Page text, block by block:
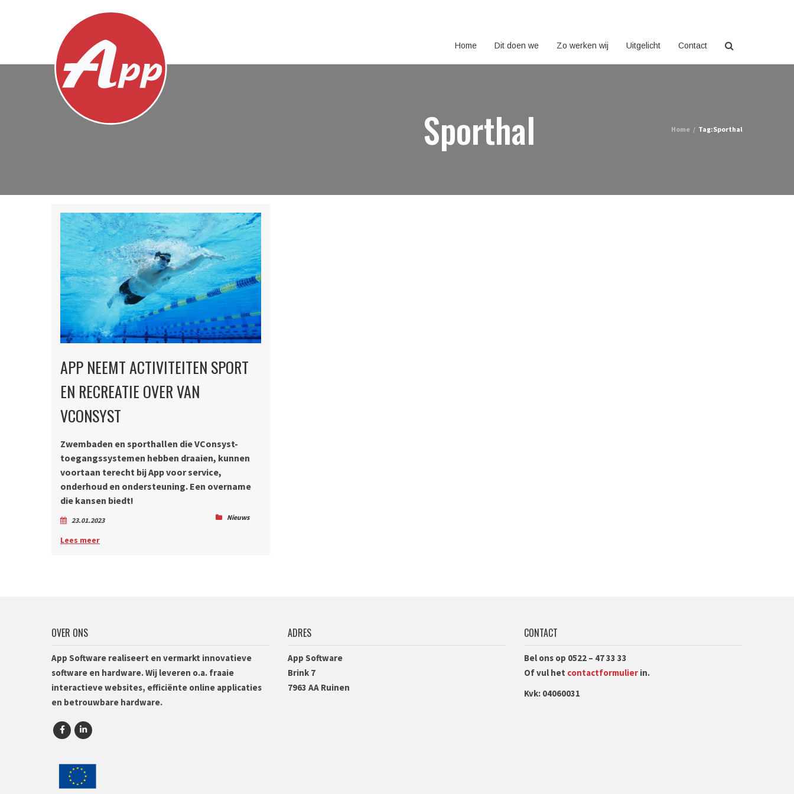
Home Dit doen we Zo werken wij Uitgelicht Contact
Sporthal Home / Tag:Sporthal
APP NEEMT ACTIVITEITEN SPORT
EN RECREATIE OVER VAN
VCONSYST
Zwembaden en sporthallen die VConsyst-
toegangssystemen hebben draaien, kunnen
voortaan terecht bij App voor service,
onderhoud en ondersteuning. Een overname
die kansen biedt!
23.01.2023 Nieuws
Lees meer
OVER ONS
App Software realiseert en vermarkt innovatieve
software en hardware. Wij leveren o.a. fraaie
interactieve websites, efficiënte online applicaties
en betrouwbare hardware.
ADRES
App Software
Brink 7
7963 AA Ruinen
CONTACT
Bel ons op 0522 – 47 33 33
Of vul het contactformulier in.
Kvk: 04060031